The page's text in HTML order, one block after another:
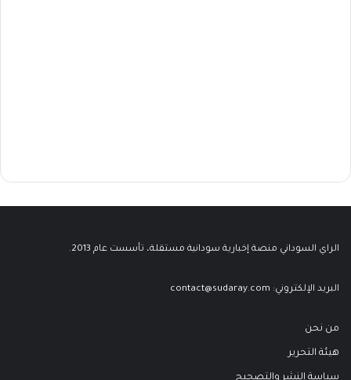
الراي السوداني منصة إخبارية سودانية مستقلة، تأسست عام 2013.
البريد الإلكتروني: contact@sudaray.com
من نحن
هيئة التحرير